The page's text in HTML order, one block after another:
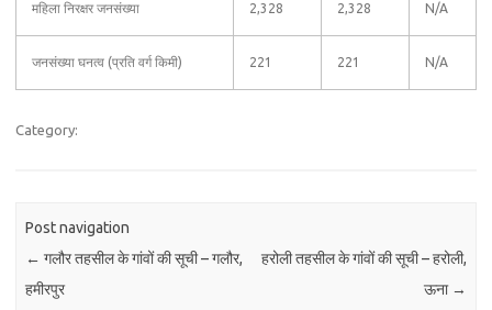
महिला निरक्षर जनसंख्या 2,328 2,328 N/A
जनसंख्या घनत्व (प्रति वर्ग किमी) 221 221 N/A
Category:
Post navigation
← गलौर तहसील के गांवों की सूची – गलौर,
हमीरपुर
हरोली तहसील के गांवों की सूची – हरोली,
ऊना →